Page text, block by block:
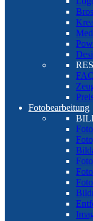
Fotobearbeitung